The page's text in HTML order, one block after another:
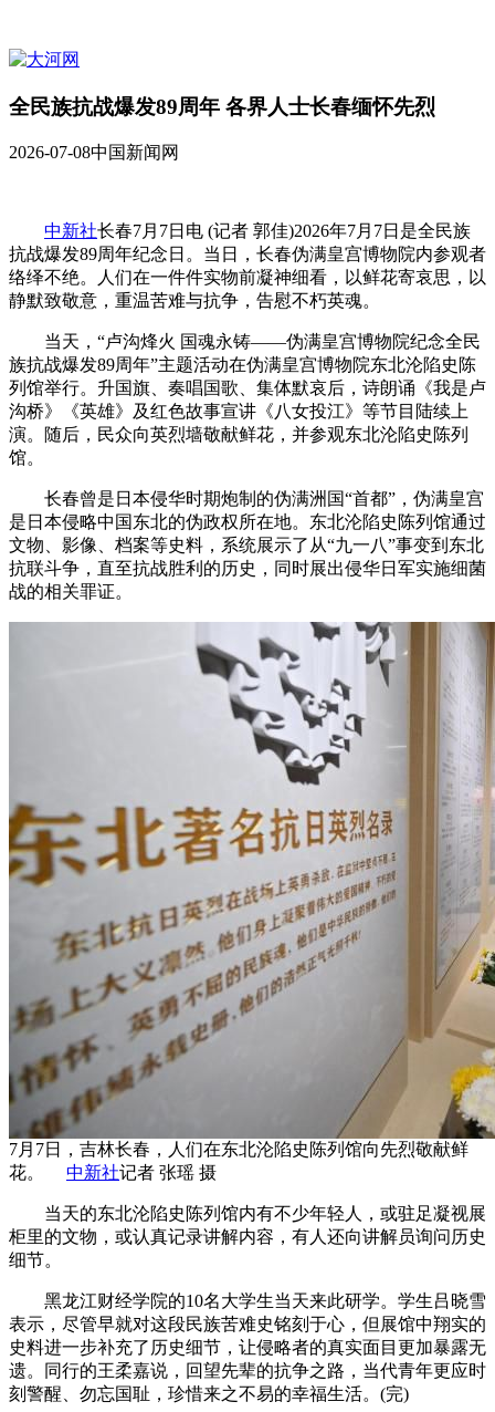
全民族抗战爆发89周年 各界人士长春缅怀先烈
2026-07-08中国新闻网
中新社长春7月7日电 (记者 郭佳)2026年7月7日是全民族
抗战爆发89周年纪念日。当日，长春伪满皇宫博物院内参观者
络绎不绝。人们在一件件实物前凝神细看，以鲜花寄哀思，以
静默致敬意，重温苦难与抗争，告慰不朽英魂。
当天，“卢沟烽火 国魂永铸——伪满皇宫博物院纪念全民
族抗战爆发89周年”主题活动在伪满皇宫博物院东北沦陷史陈
列馆举行。升国旗、奏唱国歌、集体默哀后，诗朗诵《我是卢
沟桥》《英雄》及红色故事宣讲《八女投江》等节目陆续上
演。随后，民众向英烈墙敬献鲜花，并参观东北沦陷史陈列
馆。
长春曾是日本侵华时期炮制的伪满洲国“首都”，伪满皇宫
是日本侵略中国东北的伪政权所在地。东北沦陷史陈列馆通过
文物、影像、档案等史料，系统展示了从“九一八”事变到东北
抗联斗争，直至抗战胜利的历史，同时展出侵华日军实施细菌
战的相关罪证。
7月7日，吉林长春，人们在东北沦陷史陈列馆向先烈敬献鲜
花。 中新社记者 张瑶 摄
当天的东北沦陷史陈列馆内有不少年轻人，或驻足凝视展
柜里的文物，或认真记录讲解内容，有人还向讲解员询问历史
细节。
黑龙江财经学院的10名大学生当天来此研学。学生吕晓雪
表示，尽管早就对这段民族苦难史铭刻于心，但展馆中翔实的
史料进一步补充了历史细节，让侵略者的真实面目更加暴露无
遗。同行的王柔嘉说，回望先辈的抗争之路，当代青年更应时
刻警醒、勿忘国耻，珍惜来之不易的幸福生活。(完)